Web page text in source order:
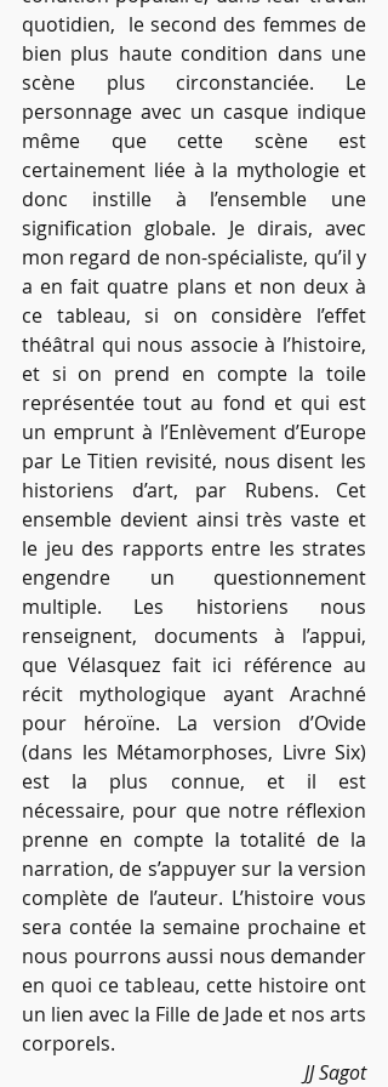
quotidien,  le second des femmes de
bien plus haute condition dans une
scène plus circonstanciée. Le
personnage avec un casque indique
même que cette scène est
certainement liée à la mythologie et
donc instille à l’ensemble une
signification globale. Je dirais, avec
mon regard de non-spécialiste, qu’il y
a en fait quatre plans et non deux à
ce tableau, si on considère l’effet
théâtral qui nous associe à l’histoire,
et si on prend en compte la toile
représentée tout au fond et qui est
un emprunt à l’Enlèvement d’Europe
par Le Titien revisité, nous disent les
historiens d’art, par Rubens. Cet
ensemble devient ainsi très vaste et
le jeu des rapports entre les strates
engendre un questionnement
multiple. Les historiens nous
renseignent, documents à l’appui,
que Vélasquez fait ici référence au
récit mythologique ayant Arachné
pour héroïne. La version d’Ovide
(dans les Métamorphoses, Livre Six)
est la plus connue, et il est
nécessaire, pour que notre réflexion
prenne en compte la totalité de la
narration, de s’appuyer sur la version
complète de l’auteur. L’histoire vous
sera contée la semaine prochaine et
nous pourrons aussi nous demander
en quoi ce tableau, cette histoire ont
un lien avec la Fille de Jade et nos arts
corporels.
JJ Sagot